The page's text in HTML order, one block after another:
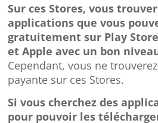
Sur ces Stores, vous
applications que vous
gratuitement sur Play
et Apple avec un bon
Cependant, vous ne
payante sur ces Stores.
Si vous cherchez des
pour pouvoir les